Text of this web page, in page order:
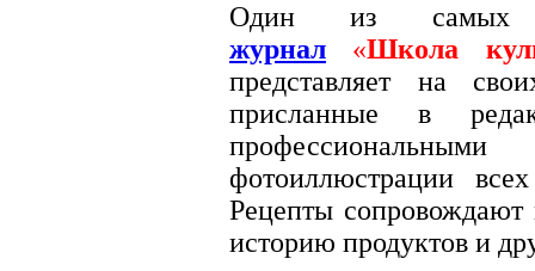
Один из самых
журнал
«Школа
представляет на
присланные в
фотоиллюстрации
Рецепты сопровождают
историю продуктов и